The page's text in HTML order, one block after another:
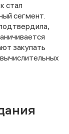
стал
сегмент.
закупать